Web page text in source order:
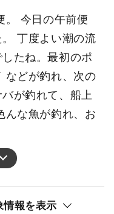
。 今日の午前便
丁度よい潮の流
たね。最初のポ
などが釣れ、次の
が釣れて、船上
んな魚が釣れ、お
情報を表示